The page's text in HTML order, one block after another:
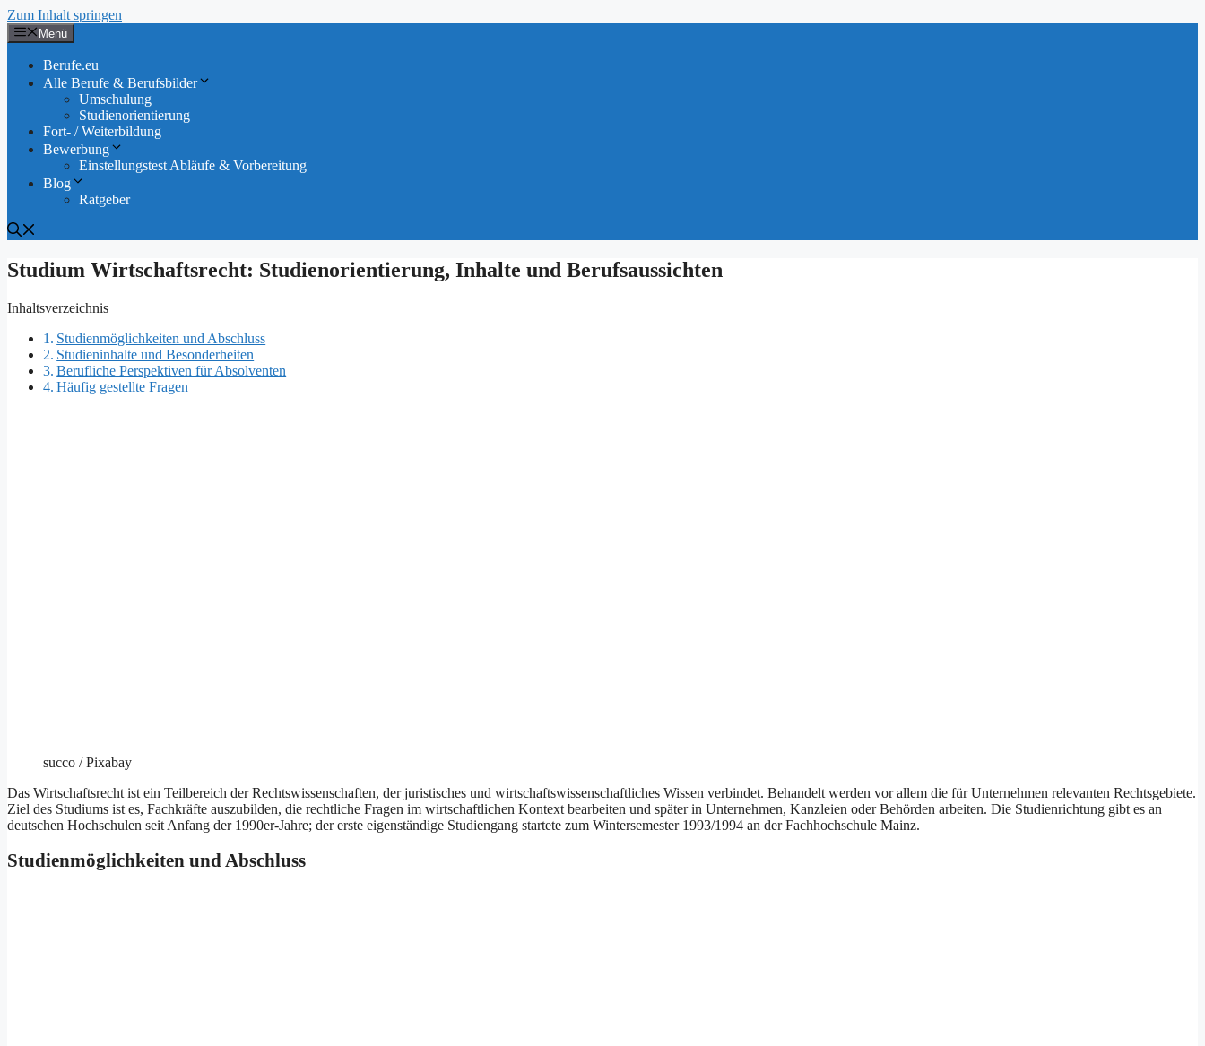
Zum Inhalt springen
Menü
Berufe.eu
Alle Berufe & Berufsbilder
Umschulung
Studienorientierung
Fort- / Weiterbildung
Bewerbung
Einstellungstest Abläufe & Vorbereitung
Blog
Ratgeber
Studium Wirtschaftsrecht: Studienorientierung, Inhalte und Berufsaussichten
Inhaltsverzeichnis
Studienmöglichkeiten und Abschluss
Studieninhalte und Besonderheiten
Berufliche Perspektiven für Absolventen
Häufig gestellte Fragen
succo / Pixabay
Das Wirtschaftsrecht ist ein Teilbereich der Rechtswissenschaften, der juristisches und wirtschaftswissenschaftliches Wissen verbindet. Behandelt werden vor allem die für Unternehmen relevanten Rechtsgebiete.
Ziel des Studiums ist es, Fachkräfte auszubilden, die rechtliche Fragen im wirtschaftlichen Kontext bearbeiten und später in Unternehmen, Kanzleien oder Behörden arbeiten. Die Studienrichtung gibt es an
deutschen Hochschulen seit Anfang der 1990er-Jahre; der erste eigenständige Studiengang startete zum Wintersemester 1993/1994 an der Fachhochschule Mainz.
Studienmöglichkeiten und Abschluss